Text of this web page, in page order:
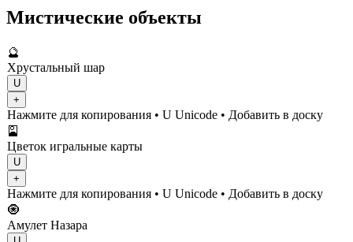
Мистические объекты
🔮
Хрустальный шар
U
+
Нажмите для копирования • U Unicode • Добавить в доску
🎴
Цветок игральные карты
U
+
Нажмите для копирования • U Unicode • Добавить в доску
🧿
Амулет Назара